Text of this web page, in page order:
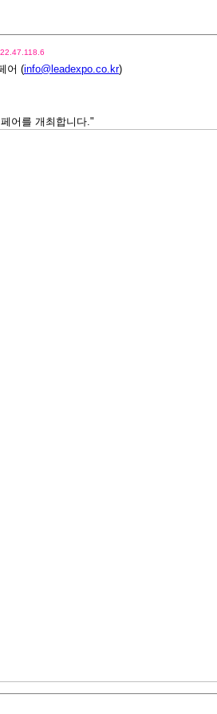
어 (info@leadexpo.co.kr)
어를 개최합니다."